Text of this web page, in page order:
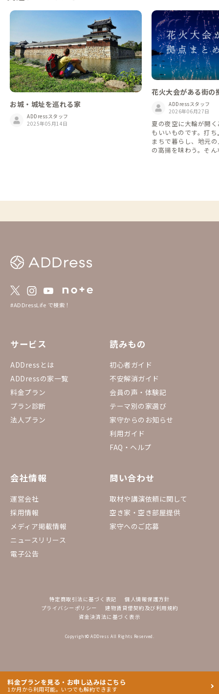
お城・城址を巡れる家
ADDressスタッフ
2025年05月14日
花火大会がある街
ADDressスタッフ
2026年06月27日
夏の夜空に大輪が開
もいいものです。打
まちで暮らし、地元
の高揚を味わう。そ
い。
#ADDressLife で検索！
サービス
ADDressとは
ADDressの家一覧
料金プラン
プラン診断
法人プラン
読みもの
初心者ガイド
不安解消ガイド
会員の声・体験記
テーマ別の家選び
家守からのお知らせ
利用ガイド
FAQ・ヘルプ
会社情報
運営会社
採用情報
メディア掲載情報
ニュースリリース
電子公告
問い合わせ
取材や講演依頼に関して
空き家・空き部屋提供
家守へのご応募
特定商取引法に基づく表記
個人情報保護方針
プライバシーポリシー
建物賃貸借契約及び利用規約
資金決済法に基づく表示
Copyright© ADDress All Rights Reserved.
料金プランを見る・お申し込みはこちら
1か月から利用可能。いつでも解約できます